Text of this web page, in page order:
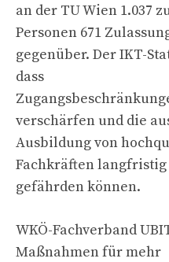
an der TU Wien 1.037
Personen 671
gegenüber. Der IKT-
dass
verschärfen und die
Ausbildung von
Fachkräften langfristig
gefährden können.
WKÖ-Fachverband
Maßnahmen für mehr